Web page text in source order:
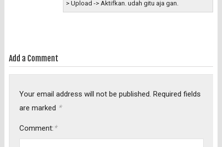
> Upload -> Aktifkan. udah gitu aja gan.
Add a Comment
Your email address will not be published. Required fields
are marked *
Comment:*